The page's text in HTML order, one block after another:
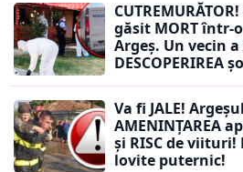
găsit MORT într-
Argeș. Un vecin
DESCOPERIREA
Va fi JALE!
AMENINȚAREA
și RISC de viituri!
lovite puternic!